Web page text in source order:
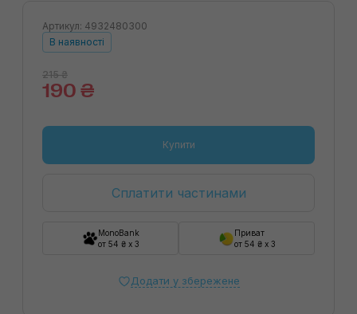
Артикул: 4932480300
В наявності
215 ₴
190 ₴
Купити
Сплатити частинами
MonoBank
от 54 ₴ x 3
Приват
от 54 ₴ x 3
Додати у збережене